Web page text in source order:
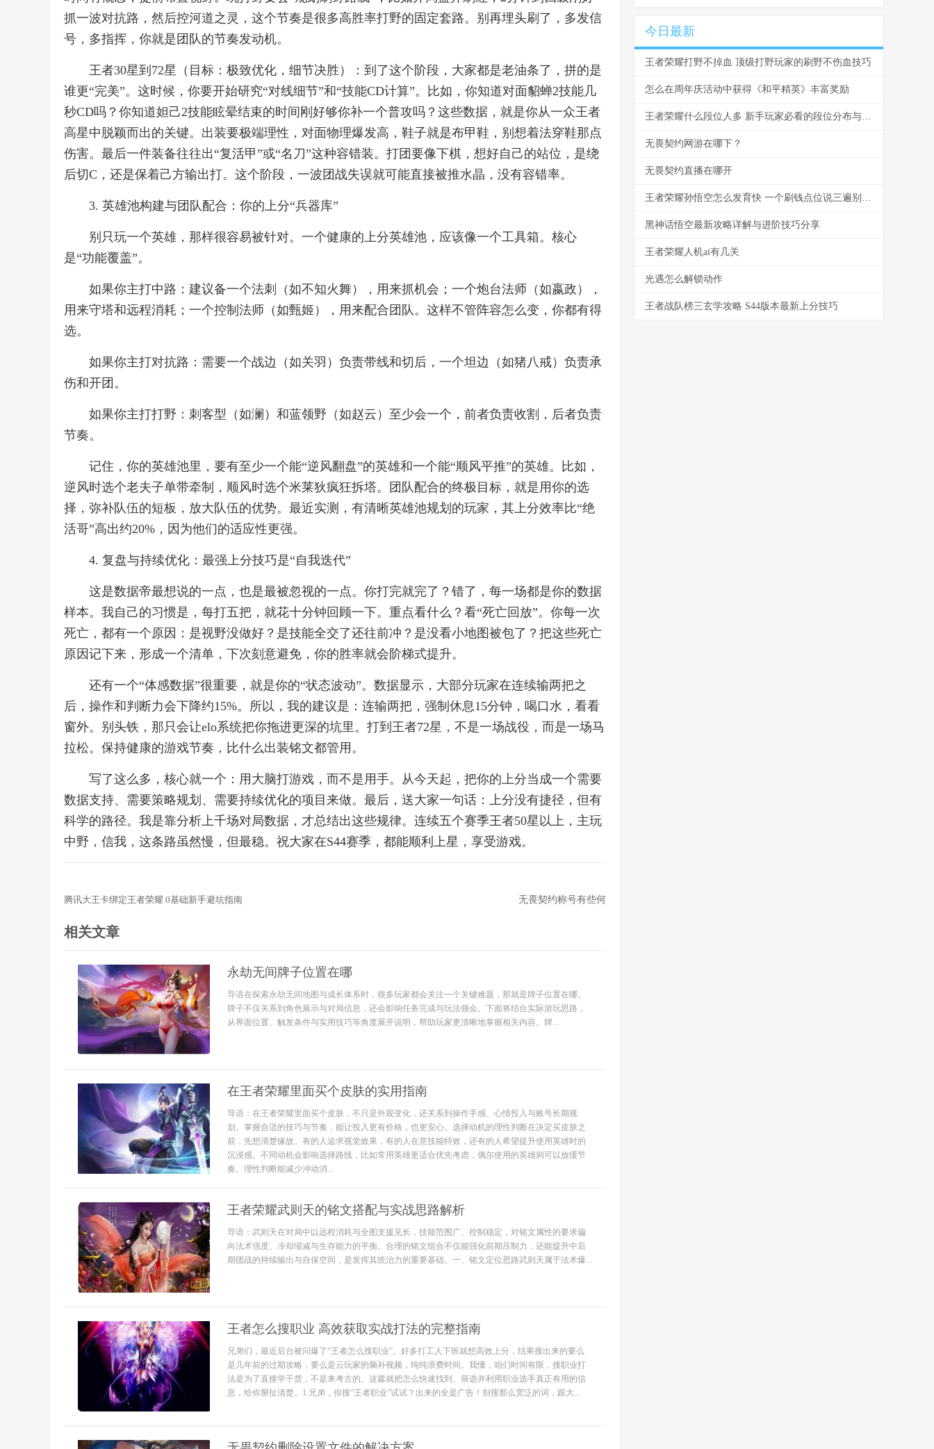
抓一波对抗路，然后控河道之灵，这个节奏是很多高胜率打野的固定套路。别再埋头刷了，多发信
号，多指挥，你就是团队的节奏发动机。
王者30星到72星（目标：极致优化，细节决胜）：到了这个阶段，大家都是老油条了，拼的是
谁更“完美”。这时候，你要开始研究“对线细节”和“技能CD计算”。比如，你知道对面貂蝉2技能几
秒CD吗？你知道妲己2技能眩晕结束的时间刚好够你补一个普攻吗？这些数据，就是你从一众王者
高星中脱颖而出的关键。出装要极端理性，对面物理爆发高，鞋子就是布甲鞋，别想着法穿鞋那点
伤害。最后一件装备往往出“复活甲”或“名刀”这种容错装。打团要像下棋，想好自己的站位，是绕
后切C，还是保着己方输出打。这个阶段，一波团战失误就可能直接被推水晶，没有容错率。
3. 英雄池构建与团队配合：你的上分“兵器库”
别只玩一个英雄，那样很容易被针对。一个健康的上分英雄池，应该像一个工具箱。核心
是“功能覆盖”。
如果你主打中路：建议备一个法刺（如不知火舞），用来抓机会；一个炮台法师（如嬴政），
用来守塔和远程消耗；一个控制法师（如甄姬），用来配合团队。这样不管阵容怎么变，你都有得
选。
如果你主打对抗路：需要一个战边（如关羽）负责带线和切后，一个坦边（如猪八戒）负责承
伤和开团。
如果你主打打野：刺客型（如澜）和蓝领野（如赵云）至少会一个，前者负责收割，后者负责
节奏。
记住，你的英雄池里，要有至少一个能“逆风翻盘”的英雄和一个能“顺风平推”的英雄。比如，
逆风时选个老夫子单带牵制，顺风时选个米莱狄疯狂拆塔。团队配合的终极目标，就是用你的选
择，弥补队伍的短板，放大队伍的优势。最近实测，有清晰英雄池规划的玩家，其上分效率比“绝
活哥”高出约20%，因为他们的适应性更强。
4. 复盘与持续优化：最强上分技巧是“自我迭代”
这是数据帝最想说的一点，也是最被忽视的一点。你打完就完了？错了，每一场都是你的数据
样本。我自己的习惯是，每打五把，就花十分钟回顾一下。重点看什么？看“死亡回放”。你每一次
死亡，都有一个原因：是视野没做好？是技能全交了还往前冲？是没看小地图被包了？把这些死亡
原因记下来，形成一个清单，下次刻意避免，你的胜率就会阶梯式提升。
还有一个“体感数据”很重要，就是你的“状态波动”。数据显示，大部分玩家在连续输两把之
后，操作和判断力会下降约15%。所以，我的建议是：连输两把，强制休息15分钟，喝口水，看看
窗外。别头铁，那只会让elo系统把你拖进更深的坑里。打到王者72星，不是一场战役，而是一场马
拉松。保持健康的游戏节奏，比什么出装铭文都管用。
写了这么多，核心就一个：用大脑打游戏，而不是用手。从今天起，把你的上分当成一个需要
数据支持、需要策略规划、需要持续优化的项目来做。最后，送大家一句话：上分没有捷径，但有
科学的路径。我是靠分析上千场对局数据，才总结出这些规律。连续五个赛季王者50星以上，主玩
中野，信我，这条路虽然慢，但最稳。祝大家在S44赛季，都能顺利上星，享受游戏。
腾讯大王卡绑定王者荣耀 0基础新手避坑指南 无畏契约称号有些何
相关文章
永劫无间牌子位置在哪
导语在探索永劫无间地图与成长体系时，很多玩家都会关注一个关键难题，那就是牌子位置在哪。
牌子不仅关系到角色展示与对局信息，还会影响任务完成与玩法领会。下面将结合实际游玩思路，
从界面位置、触发条件与实用技巧等角度展开说明，帮助玩家更清晰地掌握相关内容。牌...
在王者荣耀里面买个皮肤的实用指南
导语：在王者荣耀里面买个皮肤，不只是外观变化，还关系到操作手感、心情投入与账号长期规
划。掌握合适的技巧与节奏，能让投入更有价格，也更安心。选择动机的理性判断在决定买皮肤之
前，先想清楚缘故。有的人追求视觉效果，有的人在意技能特效，还有的人希望提升使用英雄时的
沉浸感。不同动机会影响选择路线，比如常用英雄更适合优先考虑，偶尔使用的英雄则可以放缓节
奏。理性判断能减少冲动消...
王者荣耀武则天的铭文搭配与实战思路解析
导语：武则天在对局中以远程消耗与全图支援见长，技能范围广、控制稳定，对铭文属性的要求偏
向法术强度、冷却缩减与生存能力的平衡。合理的铭文组合不仅能强化前期压制力，还能提升中后
期团战的持续输出与自保空间，是发挥其统治力的重要基础。一、铭文定位思路武则天属于法术爆...
王者怎么搜职业 高效获取实战打法的完整指南
兄弟们，最近后台被问爆了“王者怎么搜职业”。好多打工人下班就想高效上分，结果搜出来的要么
是几年前的过期攻略，要么是云玩家的脑补视频，纯纯浪费时间。我懂，咱们时间有限，搜职业打
法是为了直接学干货，不是来考古的。这篇就把怎么快速找到、筛选并利用职业选手真正有用的信
息，给你掰扯清楚。1.兄弟，你搜“王者职业”试试？出来的全是广告！别搜那么宽泛的词，跟大...
今日最新
王者荣耀打野不掉血 顶级打野玩家的刷野不伤血技巧
怎么在周年庆活动中获得《和平精英》丰富奖励
王者荣耀什么段位人多 新手玩家必看的段位分布与爬坑指南
无畏契约网游在哪下？
无畏契约直播在哪开
王者荣耀孙悟空怎么发育快 一个刷钱点位说三遍别再浪了
黑神话悟空最新攻略详解与进阶技巧分享
王者荣耀人机ai有几关
光遇怎么解锁动作
王者战队榜三玄学攻略 S44版本最新上分技巧